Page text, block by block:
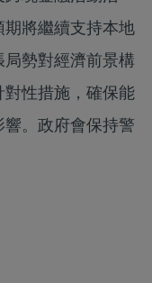
將繼續支持本地
勢對經濟前景構
性措施，確保能
。政府會保持警